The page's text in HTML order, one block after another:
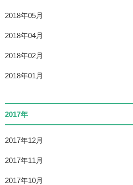
2018年05月
2018年04月
2018年02月
2018年01月
2017年
2017年12月
2017年11月
2017年10月